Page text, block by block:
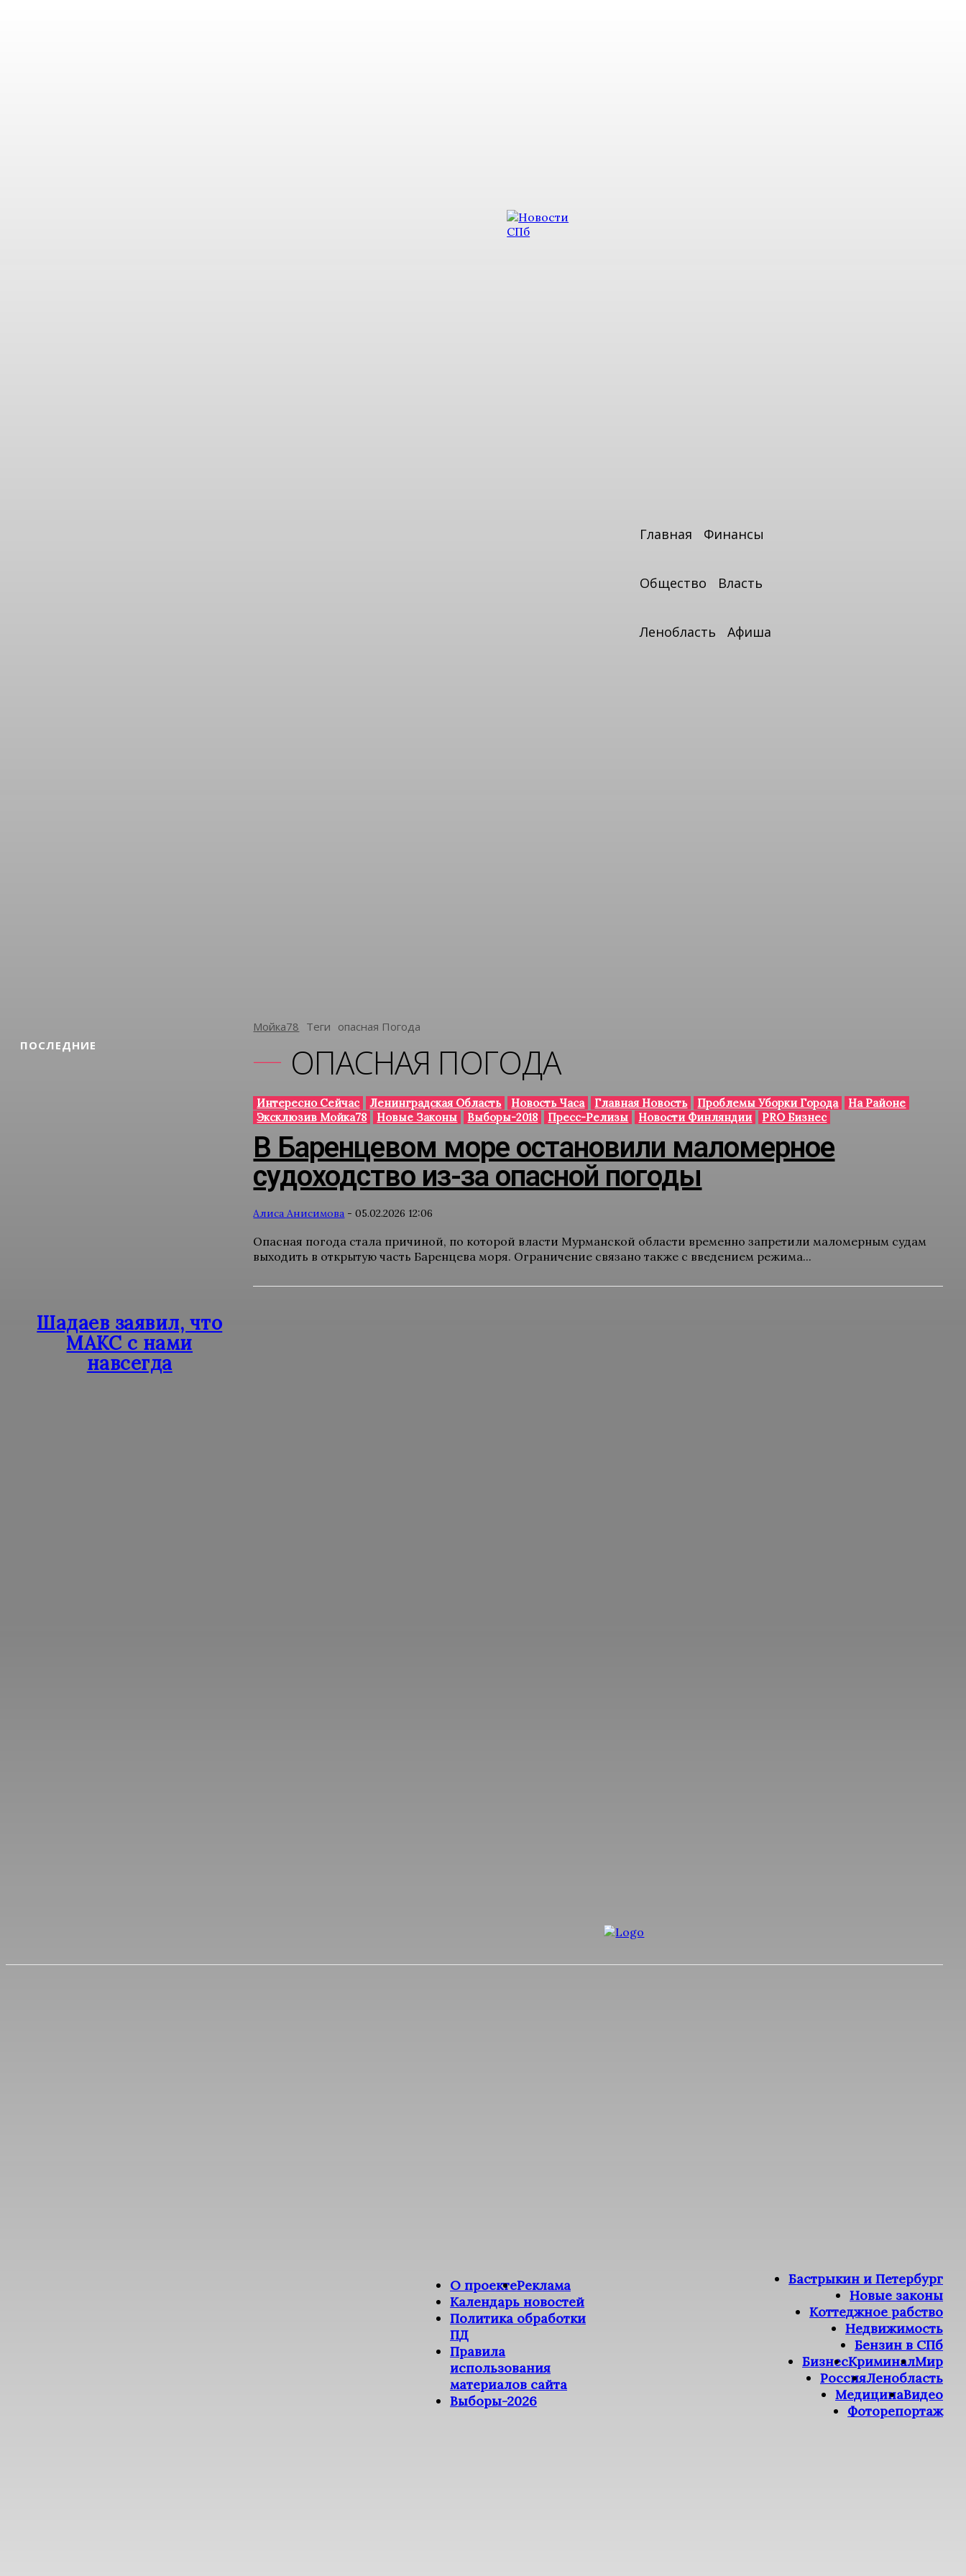
Главная Финансы
Общество Власть
Ленобласть Афиша
ПОСЛЕДНИЕ
Шадаев заявил, что
МАКС с нами
навсегда
Мойка78 Теги Опасная Погода
ОПАСНАЯ ПОГОДА
Интересно Сейчас Ленинградская Область Новость Часа Главная Новость Проблемы Уборки Города
На Районе
Эксклюзив Мойка78
Новые Законы Выборы-2018 Пресс-Релизы Новости Финляндии PRO Бизнес
В Баренцевом море остановили маломерное
судоходство из-за опасной погоды
Алиса Анисимова - 05.02.2026 12:06
Опасная погода стала причиной, по которой власти Мурманской области временно запретили маломерным судам
выходить в открытую часть Баренцева моря. Ограничение связано также с введением режима...
О проектеРеклама
Календарь новостей
Политика обработки
ПД
Правила
использования
материалов сайта
Выборы-2026
Бастрыкин и Петербург
Новые законы
Коттеджное рабство
Недвижимость
Бензин в СПб
БизнесКриминалМир
РоссияЛенобласть
МедицинаВидео
Фоторепортаж